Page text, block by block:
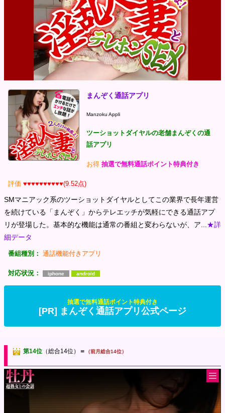
まんぞく通話アプリ
Manzoku Appli
ツーショットダイヤルの老舗まんぞくの通
話アプリ
お得 抽選で無料通話ポイント特典付き
評価 ♥♥♥♥♥♥♥♥♥♥(9.52点)
SMマニアック系のツーショットダイヤルとしてこの業界で長年運営
を続けている「まんぞく」からテレエッチが気軽にできる通話アプ
リが登場した。基本的な機能は通常の番組と変わらないが、ア... ★詳
細データ
番組種別： 通話機能付きアプリ
対応状況： iphone android
抽選で無料通話ポイント特典付き
[PR] まんぞく通話アプリ公式ページ
第14位 （総合14位） ＝ （前月総合14位）